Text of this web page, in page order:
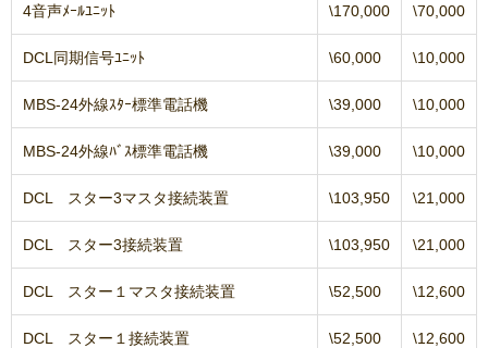
4音声ﾒｰﾙﾕﾆｯﾄ \170,000 \70,000
DCL同期信号ﾕﾆｯﾄ \60,000 \10,000
MBS-24外線ｽﾀｰ標準電話機 \39,000 \10,000
MBS-24外線ﾊﾞｽ標準電話機 \39,000 \10,000
DCL スター3マスタ接続装置 \103,950 \21,000
DCL スター3接続装置 \103,950 \21,000
DCL スター１マスタ接続装置 \52,500 \12,600
DCL スター１接続装置 \52,500 \12,600